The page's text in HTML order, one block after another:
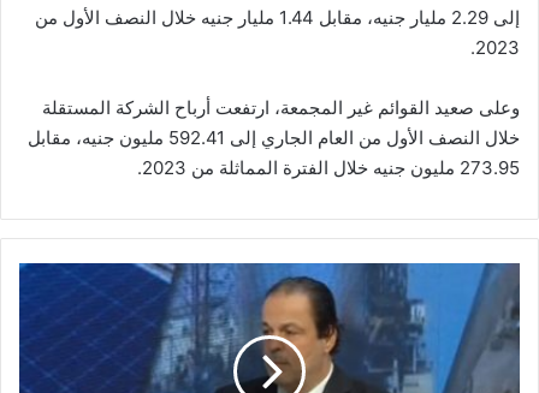
إلى 2.29 مليار جنيه، مقابل 1.44 مليار جنيه خلال النصف الأول من
2023.
وعلى صعيد القوائم غير المجمعة، ارتفعت أرباح الشركة المستقلة
خلال النصف الأول من العام الجاري إلى 592.41 مليون جنيه، مقابل
273.95 مليون جنيه خلال الفترة المماثلة من 2023.
صناعة
النسيج:
نرحب
بمشروع